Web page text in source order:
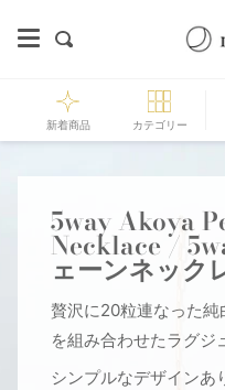
content探
新着商品 カテゴリー
5way Akoya
Necklace /
ェーンネック
贅沢に20粒連なった
を組み合わせたラグジ
シンプルなデザインあ